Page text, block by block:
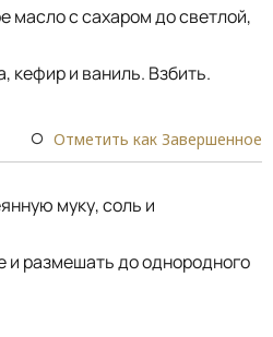
масло с сахаром до светлой,
кефир и ваниль. Взбить.
Отметить как Завершенное
муку, соль и
и размешать до однородного